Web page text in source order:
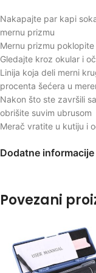
Nakapajte par kapi
mernu prizmu
Mernu prizmu
Gledajte kroz okular i
Linija koja deli merni
procenta šećera u
Nakon što ste završili
obrišite suvim ubrusom
Merač vratite u kutiju i
Dodatne informacije
Povezani